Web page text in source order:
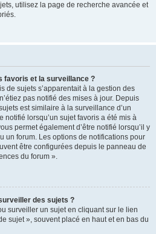
utilisez la page de recherche avancée et
favoris et la surveillance ?
de sujets s’apparentait à la gestion des
pas notifié des mises à jour. Depuis
est similaire à la surveillance d’un
notifié lorsqu’un sujet favoris a été mis à
permet également d’être notifié lorsqu’il y
un forum. Les options de notifications pour
être configurées depuis le panneau de
du forum ».
des sujets ?
surveiller un sujet en cliquant sur le lien
sujet », souvent placé en haut et en bas du